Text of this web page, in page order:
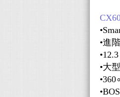
•
•進
•
•大
•360∘
•